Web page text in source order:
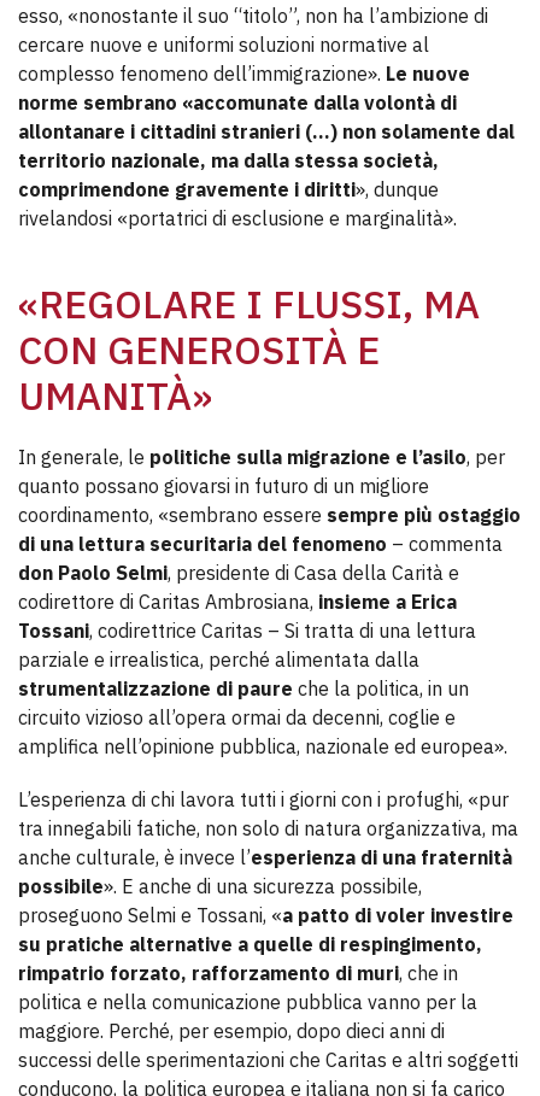
esso, «nonostante il suo “titolo”, non ha l’ambizione di
cercare nuove e uniformi soluzioni normative al
complesso fenomeno dell’immigrazione». Le nuove
norme sembrano «accomunate dalla volontà di
allontanare i cittadini stranieri (…) non solamente dal
territorio nazionale, ma dalla stessa società,
comprimendone gravemente i diritti», dunque
rivelandosi «portatrici di esclusione e marginalità».
«REGOLARE I FLUSSI, MA
CON GENEROSITÀ E
UMANITÀ»
In generale, le politiche sulla migrazione e l’asilo, per
quanto possano giovarsi in futuro di un migliore
coordinamento, «sembrano essere sempre più ostaggio
di una lettura securitaria del fenomeno – commenta
don Paolo Selmi, presidente di Casa della Carità e
codirettore di Caritas Ambrosiana, insieme a Erica
Tossani, codirettrice Caritas – Si tratta di una lettura
parziale e irrealistica, perché alimentata dalla
strumentalizzazione di paure che la politica, in un
circuito vizioso all’opera ormai da decenni, coglie e
amplifica nell’opinione pubblica, nazionale ed europea».
L’esperienza di chi lavora tutti i giorni con i profughi, «pur
tra innegabili fatiche, non solo di natura organizzativa, ma
anche culturale, è invece l’esperienza di una fraternità
possibile». E anche di una sicurezza possibile,
proseguono Selmi e Tossani, «a patto di voler investire
su pratiche alternative a quelle di respingimento,
rimpatrio forzato, rafforzamento di muri, che in
politica e nella comunicazione pubblica vanno per la
maggiore. Perché, per esempio, dopo dieci anni di
successi delle sperimentazioni che Caritas e altri soggetti
conducono, la politica europea e italiana non si fa carico